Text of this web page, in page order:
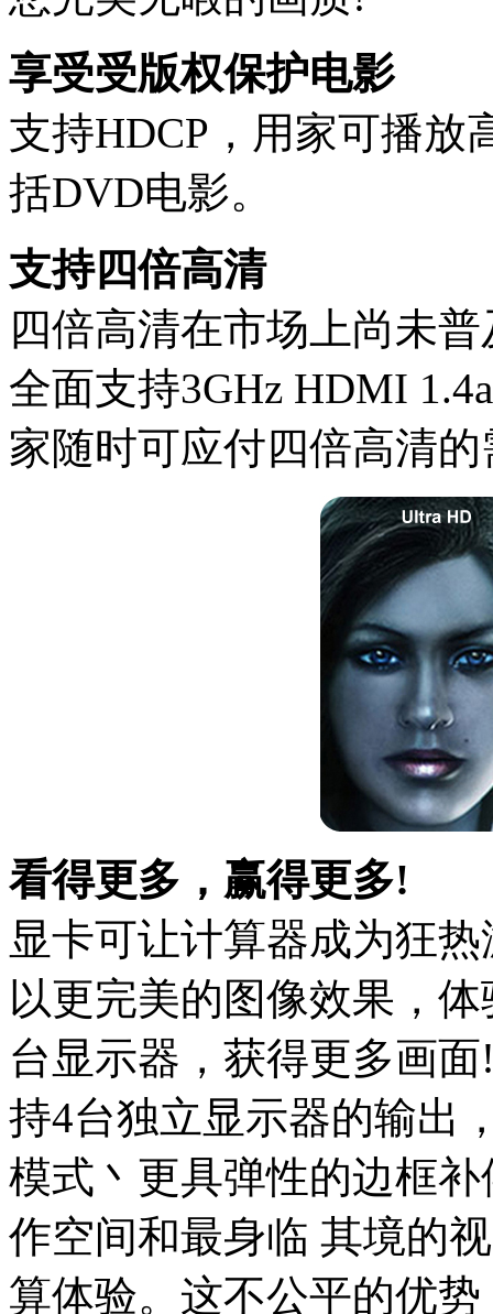
享受受版权保护电影
支持HDCP，用家可播放
括DVD电影。
支持四倍高清
四倍高清在市场上尚未
全面支持3GHz HDMI
家随时可应付四倍高清的
看得更多，赢得更多!
显卡可让计算器成为狂
以更完美的图像效果，
台显示器，获得更多画
持4台独立显示器的输出
模式丶更具弹性的边框
作空间和最身临 其境的
算体验。这不公平的优